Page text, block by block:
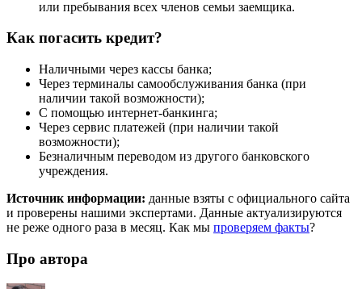
или пребывания всех членов семьи заемщика.
Как погасить кредит?
Наличными через кассы банка;
Через терминалы самообслуживания банка (при
наличии такой возможности);
С помощью интернет-банкинга;
Через сервис платежей (при наличии такой
возможности);
Безналичным переводом из другого банковского
учреждения.
Источник информации: данные взяты с официального сайта
и проверены нашими экспертами. Данные актуализируются
не реже одного раза в месяц. Как мы проверяем факты?
Про автора